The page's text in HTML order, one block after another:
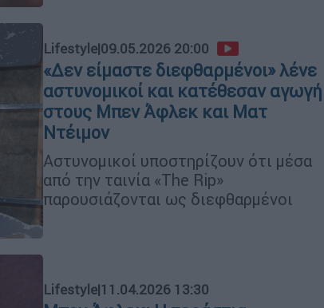
Lifestyle|09.05.2026 20:00
«Δεν είμαστε διεφθαρμένοι» λένε
αστυνομικοί και κατέθεσαν αγωγή
στους Μπεν Άφλεκ και Ματ
Ντέιμον
Αστυνομικοί υποστηρίζουν ότι μέσα
από την ταινία «The Rip»
παρουσιάζονται ως διεφθαρμένοι
Lifestyle|11.04.2026 13:30